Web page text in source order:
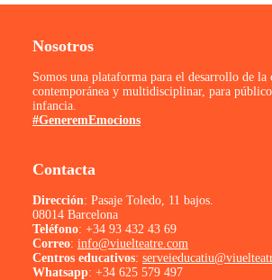
Nosotros
Somos una plataforma para el desarrollo de la
contemporánea y multidisciplinar, para
infancia.
#GeneremEmocions
Contacta
Dirección: Pasaje Toledo, 11 bajos.
08014 Barcelona
Teléfono: +34 93 432 43 69
Correo: info@viuelteatre.com
Centros educativos:
Whatsapp: +34 625 579 497